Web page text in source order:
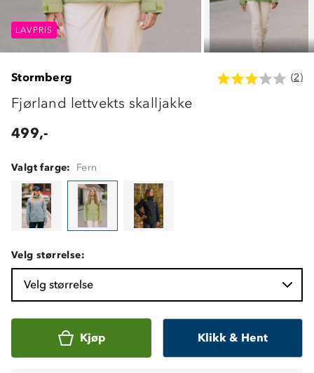
LAVPRIS
LAVPRIS
Stormberg (2)
Fjørland lettvekts skalljakke
499,-
Valgt farge: Fern
Velg størrelse:
Velg størrelse
Kjøp Klikk & Hent